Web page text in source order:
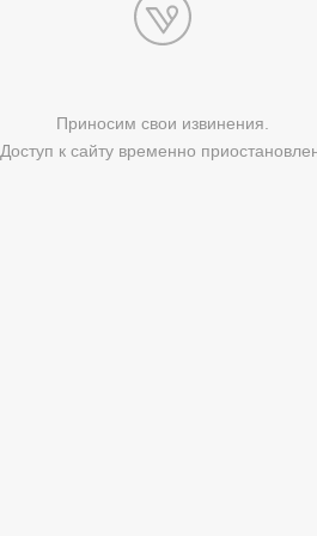
Приносим свои извинения.
Доступ к сайту временно